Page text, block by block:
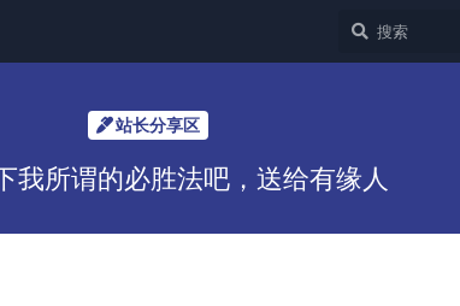
站长分享区
我所谓的必胜法吧，送给有缘人